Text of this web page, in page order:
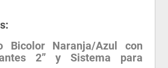
Bicolor Naranja/Azul con
2” y Sistema para